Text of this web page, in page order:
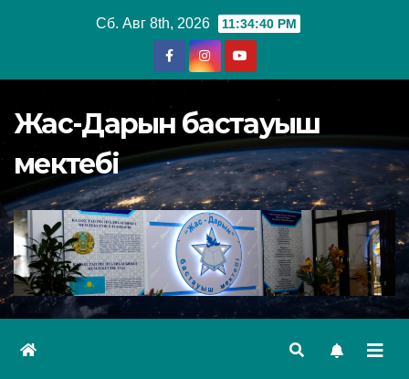
Сб. Авг 8th, 2026 11:34:40 PM
Жас-Дарын бастауыш
мектебі